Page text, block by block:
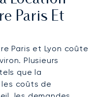
Paris Et
Paris et Lyon coûte
Plusieurs
que la
coûts de